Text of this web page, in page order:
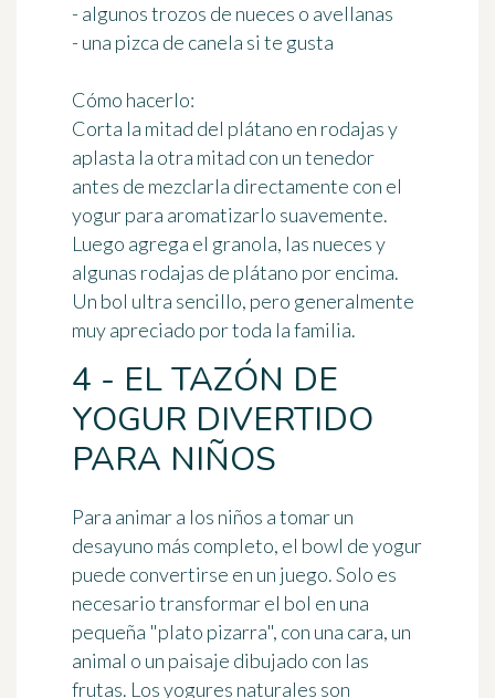
- algunos trozos de nueces o avellanas
- una pizca de canela si te gusta
Cómo hacerlo:
Corta la mitad del plátano en rodajas y
aplasta la otra mitad con un tenedor
antes de mezclarla directamente con el
yogur para aromatizarlo suavemente.
Luego agrega el granola, las nueces y
algunas rodajas de plátano por encima.
Un bol ultra sencillo, pero generalmente
muy apreciado por toda la familia.
4 - EL TAZÓN DE
YOGUR DIVERTIDO
PARA NIÑOS
Para animar a los niños a tomar un
desayuno más completo, el bowl de yogur
puede convertirse en un juego. Solo es
necesario transformar el bol en una
pequeña "plato pizarra", con una cara, un
animal o un paisaje dibujado con las
frutas. Los yogures naturales son